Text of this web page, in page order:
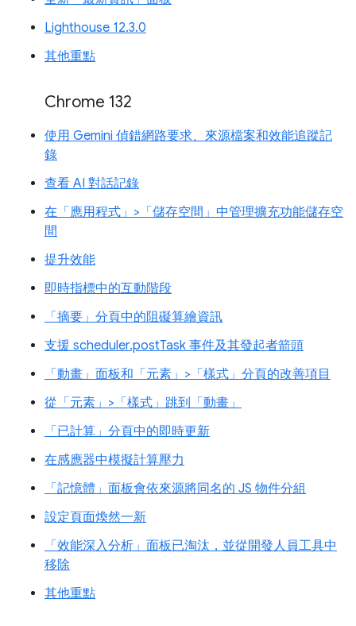
Lighthouse 12.3.0
其他重點
Chrome 132
使用 Gemini 偵錯網路要求、來源檔案和效能追蹤記
錄
查看 AI 對話記錄
在「應用程式」>「儲存空間」中管理擴充功能儲存空
間
提升效能
即時指標中的互動階段
「摘要」分頁中的阻礙算繪資訊
支援 scheduler.postTask 事件及其發起者箭頭
「動畫」面板和「元素」>「樣式」分頁的改善項目
從「元素」>「樣式」跳到「動畫」
「已計算」分頁中的即時更新
在感應器中模擬計算壓力
「記憶體」面板會依來源將同名的 JS 物件分組
設定頁面煥然一新
「效能深入分析」面板已淘汰，並從開發人員工具中
移除
其他重點